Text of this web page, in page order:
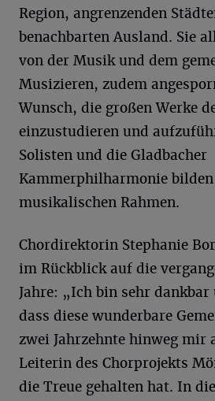
Region, angrenzenden
benachbarten Ausland. Sie
von der Musik und dem
Musizieren, zudem
Wunsch, die großen Werke
einzustudieren und
Solisten und die Gladbacher
Kammerphilharmonie bilden
musikalischen Rahmen.
Chordirektorin Stephanie
im Rückblick auf die
Jahre: „Ich bin sehr
dass diese wunderbare
zwei Jahrzehnte hinweg mir
Leiterin des Chorprojekts
die Treue gehalten hat. In